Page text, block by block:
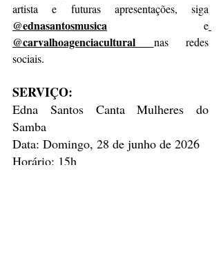
@ednasantosmusica e
@carvalhoagenciacultural
nas redes
sociais.
SERVIÇO:
Edna Santos Canta Mulheres do
Samba
Data: Domingo, 28 de junho de 2026
Horário: 15h